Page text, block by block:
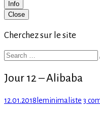
Info
Primary
Sidebar
Close
Cherchez sur le site
Search
Jour 12 – Alibaba
Posted
12.01.2018 Author
leminimaliste 3